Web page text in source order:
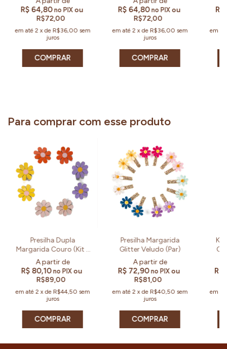
R$ 64,80no PIX ou
R$72,00
em até 2 xde R$36,00 sem
juros
COMPRAR
R$ 64,80no PIX ou
R$72,00
em até 2 xde R$36,00 sem
juros
COMPRAR
em
Para comprar com esse produto
Presilha Dupla
Margarida Couro (Kit e
Par)
R$ 80,10no PIX ou
R$89,00
em até 2 xde R$44,50 sem
juros
COMPRAR
Presilha Margarida
Glitter Veludo (Par)
R$ 72,90 no PIXou
R$81,00
em até 2 xde R$40,50 sem
juros
COMPRAR
Kit
R$
em